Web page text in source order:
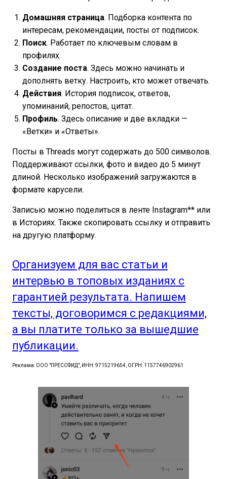
Домашняя страница. Подборка контента по
интересам, рекомендации, посты от подписок.
Поиск. Работает по ключевым словам в
профилях.
Создание поста. Здесь можно начинать и
дополнять ветку. Настроить, кто может отвечать.
Действия. История подписок, ответов,
упоминаний, репостов, цитат.
Профиль. Здесь описание и две вкладки —
«Ветки» и «Ответы».
Посты в Threads могут содержать до 500 символов.
Поддерживают ссылки, фото и видео до 5 минут
длиной. Несколько изображений загружаются в
формате карусели.
Записью можно поделиться в ленте Instagram** или
в Историях. Также скопировать ссылку и отправить
на другую платформу.
Организуем для вас статьи и
интервью в топовых изданиях с
гарантией результата. Напишем
тексты, договоримся с редакциями,
а вы платите только за вышедшие
публикации.
Реклама: ООО "ПРЕССФИД", ИНН: 9715219654, ОГРН: 1157746902961